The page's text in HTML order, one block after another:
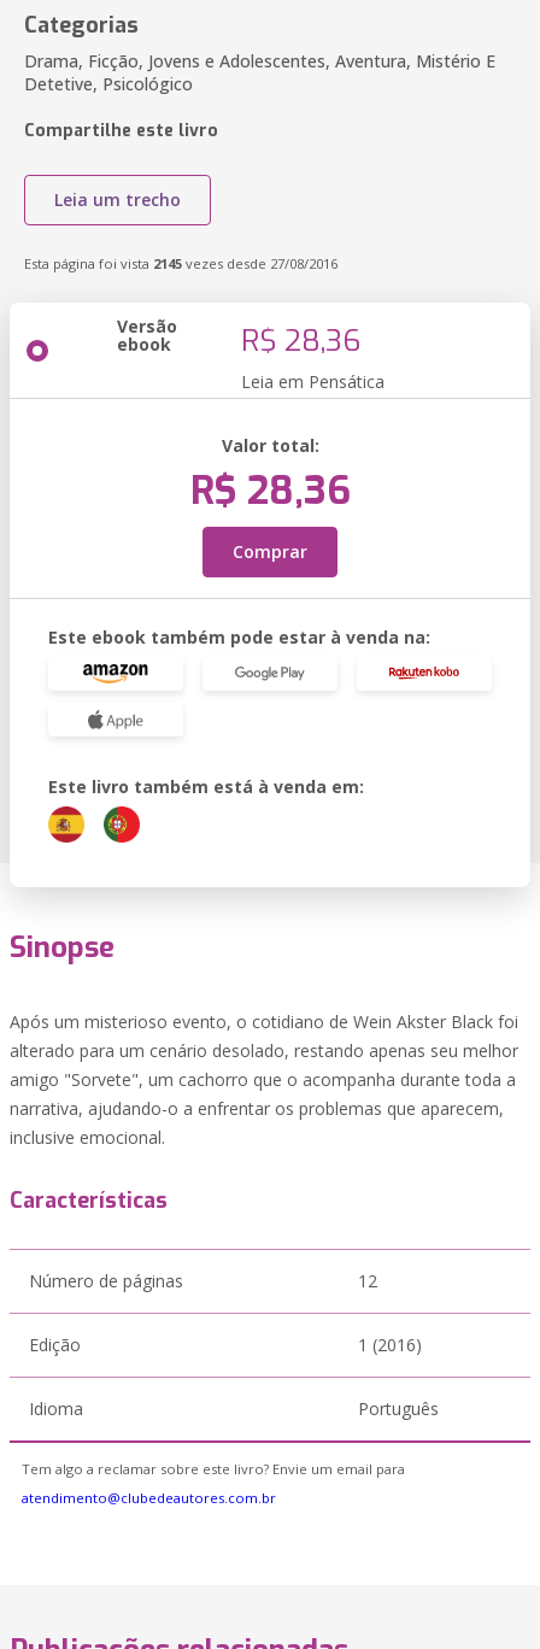
Categorias
Drama, Ficção, Jovens e Adolescentes, Aventura, Mistério E
Detetive, Psicológico
Compartilhe este livro
Leia um trecho
Esta página foi vista 2145 vezes desde 27/08/2016
Versão
ebook R$ 28,36
Leia em Pensática
Valor total:
R$ 28,36
Comprar
Este ebook também pode estar à venda na:
Este livro também está à venda em:
Sinopse
Após um misterioso evento, o cotidiano de Wein Akster Black foi
alterado para um cenário desolado, restando apenas seu melhor
amigo "Sorvete", um cachorro que o acompanha durante toda a
narrativa, ajudando-o a enfrentar os problemas que aparecem,
inclusive emocional.
Características
Número de páginas 12
Edição 1 (2016)
Idioma Português
Tem algo a reclamar sobre este livro? Envie um email para
atendimento@clubedeautores.com.br